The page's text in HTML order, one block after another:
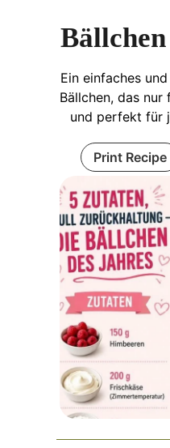
Ein einfaches
Bällchen, das
und perfekt für
Print Recipe